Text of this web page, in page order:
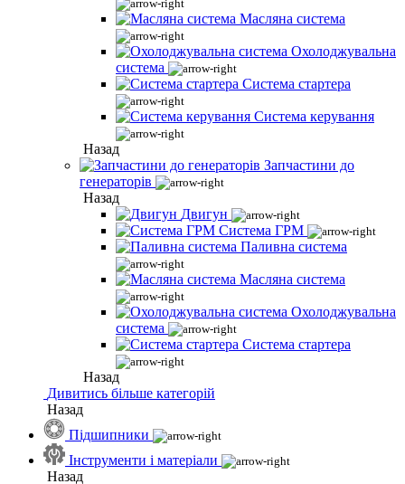
Масляна система
Охолоджувальна
система
Система стартера
Система керування
Назад
Запчастини до
генераторів
Назад
Двигун
Система ГРМ
Паливна система
Масляна система
Охолоджувальна
система
Система стартера
Назад
Дивитись більше категорій
Назад
Підшипники
Інструменти і матеріали
Назад